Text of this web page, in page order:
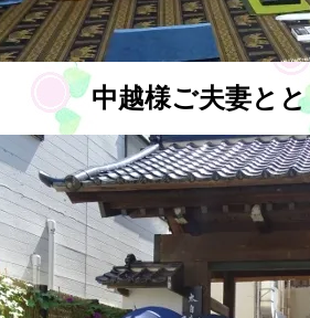
中越様ご夫妻と